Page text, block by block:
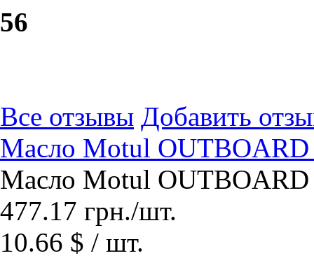
56
Все отзывы Добавить
Масло Motul OUTBOARD
Масло Motul OUTBOARD
477.17 грн./шт.
10.66 $ / шт.